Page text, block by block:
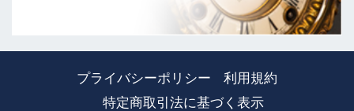
プライバシーポリシー
利用規約
特定商取引法に基づく表示